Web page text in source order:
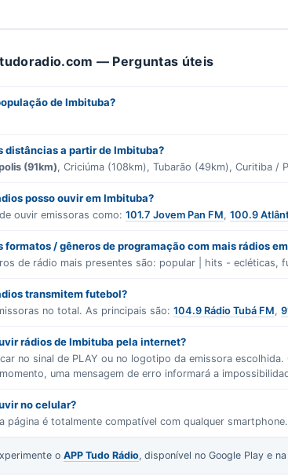
tudoradio.com — Perguntas úteis
de Imbituba?
distâncias a partir de Imbituba?
(91km), Criciúma (108km), Tubarão (49km), Curitiba
posso ouvir em Imbituba?
ouvir emissoras como:101.7 Jovem Pan FM,100.9
formatos / gêneros de programação com mais rádios
de rádio mais presentes são: popular | hits - ecléticas,
transmitem futebol?
no total. As principais são: 104.9 Rádio Tubá FM,
rádios de Imbituba pela internet?
no sinal de PLAY ou no logotipo da emissora
uma mensagem de erro informará a
no celular?
página é totalmente compatível com qualquer smartphone.
oAPP Tudo Rádio, disponível no Google Play e